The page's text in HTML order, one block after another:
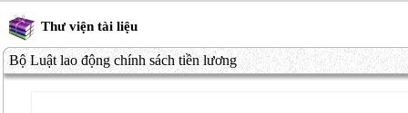
Thư viện tài liệu
Bộ Luật lao động chính sách tiền lương